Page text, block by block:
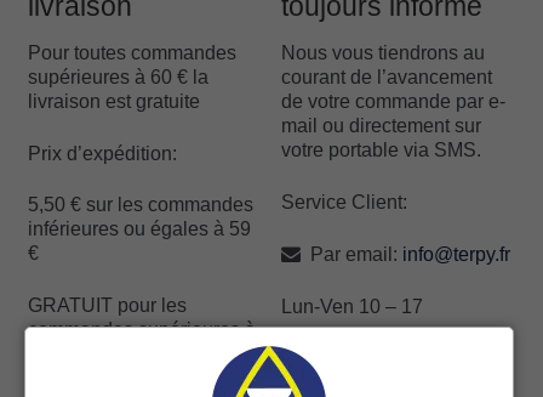
Pour toutes commandes
supérieures à 60 € la
livraison est gratuite
Prix d’expédition:
5,50 € sur les commandes
inférieures ou égales à 59
€
GRATUIT pour les
commandes supérieures à
Nous vous tiendrons au
courant de l’avancement
de votre commande par e-
mail ou directement sur
votre portable via SMS.
Service Client:
Par email: info@terpy.fr
Lun-Ven 10 – 17
Facebook Messenger